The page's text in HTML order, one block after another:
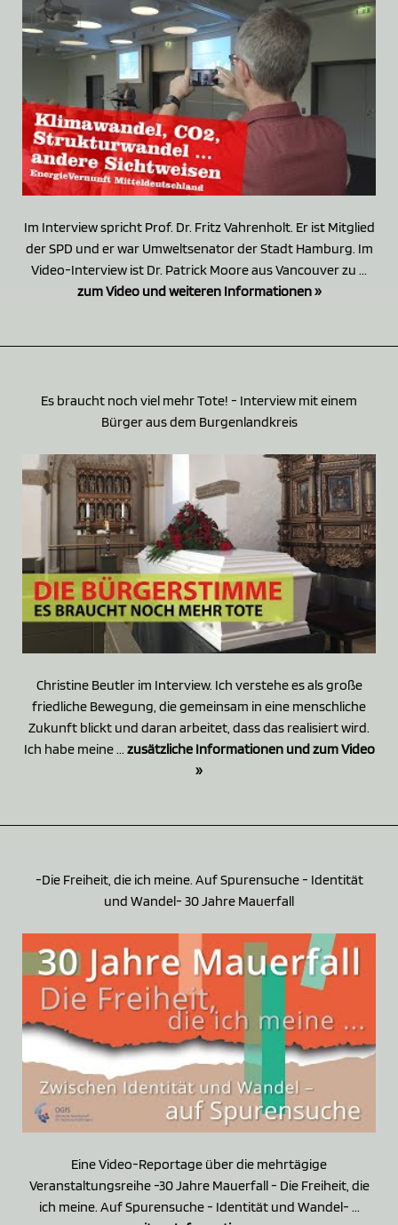
Im Interview spricht Prof. Dr. Fritz Vahrenholt. Er ist Mitglied
der SPD und er war Umweltsenator der Stadt Hamburg. Im
Video-Interview ist Dr. Patrick Moore aus Vancouver zu ...
zum Video und weiteren Informationen »
Es braucht noch viel mehr Tote! - Interview mit einem
Bürger aus dem Burgenlandkreis
Christine Beutler im Interview. Ich verstehe es als große
friedliche Bewegung, die gemeinsam in eine menschliche
Zukunft blickt und daran arbeitet, dass das realisiert wird.
Ich habe meine ... zusätzliche Informationen und zum Video
»
-Die Freiheit, die ich meine. Auf Spurensuche - Identität
und Wandel- 30 Jahre Mauerfall
Eine Video-Reportage über die mehrtägige
Veranstaltungsreihe -30 Jahre Mauerfall - Die Freiheit, die
ich meine. Auf Spurensuche - Identität und Wandel- ...